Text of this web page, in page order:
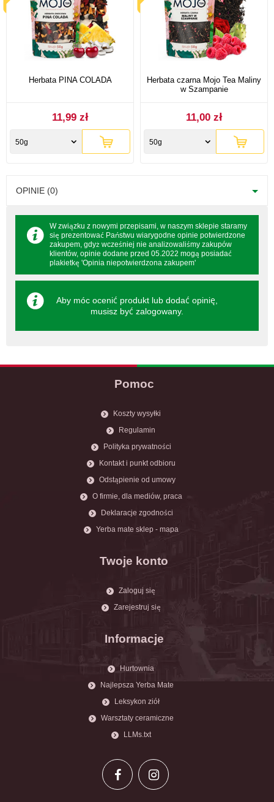
Herbata PINA COLADA
11,99 zł
50g
Herbata czarna Mojo Tea Maliny
w Szampanie
11,00 zł
50g
OPINIE (0)
W związku z nowymi przepisami, w naszym sklepie staramy
się prezentować Państwu wiarygodne opinie potwierdzone
zakupem, gdyż wcześniej nie analizowaliśmy zakupów
klientów, opinie dodane przed 05.2022 mogą posiadać
plakietkę 'Opinia niepotwierdzona zakupem'
Aby móc ocenić produkt lub dodać opinię,
musisz być zalogowany.
Pomoc
Koszty wysyłki
Regulamin
Polityka prywatności
Kontakt i punkt odbioru
Odstąpienie od umowy
O firmie, dla mediów, praca
Deklaracje zgodności
Yerba mate sklep - mapa
Twoje konto
Zaloguj się
Zarejestruj się
Informacje
Hurtownia
Najlepsza Yerba Mate
Leksykon ziół
Warsztaty ceramiczne
LLMs.txt